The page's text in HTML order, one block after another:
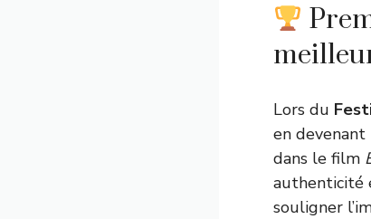
Lors du
en
dans le film
authenticité
souligner